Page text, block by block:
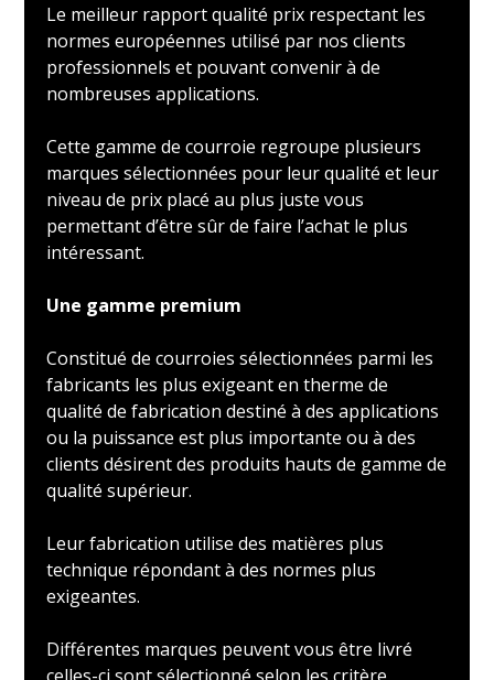
Le meilleur rapport qualité prix respectant les
normes européennes utilisé par nos clients
professionnels et pouvant convenir à de
nombreuses applications.
Cette gamme de courroie regroupe plusieurs
marques sélectionnées pour leur qualité et leur
niveau de prix placé au plus juste vous
permettant d’être sûr de faire l’achat le plus
intéressant.
Une gamme premium
Constitué de courroies sélectionnées parmi les
fabricants les plus exigeant en therme de
qualité de fabrication destiné à des applications
ou la puissance est plus importante ou à des
clients désirent des produits hauts de gamme de
qualité supérieur.
Leur fabrication utilise des matières plus
technique répondant à des normes plus
exigeantes.
Différentes marques peuvent vous être livré